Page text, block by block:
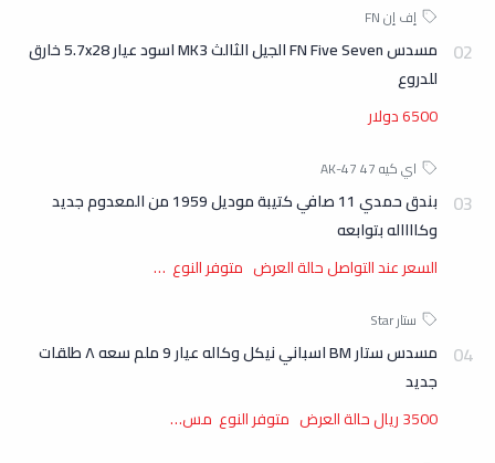
مسدس FN Five Seven الجيل الثالث MK3 اسود عيار 5.7x28 خارق
للدروع
6500 دولار
بندق حمدي 11 صافي كتيبة موديل 1959 من المعدوم جديد
وكااااله بتوابعه
السعر عند التواصل حالة العرض متوفر النوع …
مسدس ستار BM اسباني نيكل وكاله عيار 9 ملم سعه ٨ طلقات
جديد
3500 ريال حالة العرض متوفر النوع مس…